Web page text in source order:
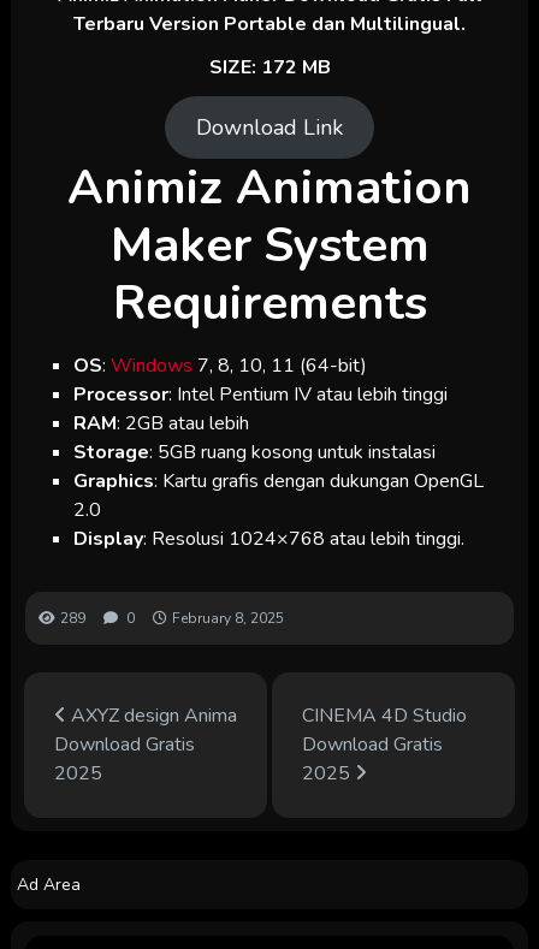
Terbaru Version Portable dan Multilingual.
SIZE: 172 MB
Download Link
Animiz Animation
Maker System
Requirements
OS: Windows 7, 8, 10, 11 (64-bit)
Processor: Intel Pentium IV atau lebih tinggi
RAM: 2GB atau lebih
Storage: 5GB ruang kosong untuk instalasi
Graphics: Kartu grafis dengan dukungan OpenGL
2.0
Display: Resolusi 1024×768 atau lebih tinggi.
289 0 February 8, 2025
AXYZ design Anima
Download Gratis
2025
CINEMA 4D Studio
Download Gratis
2025
Ad Area